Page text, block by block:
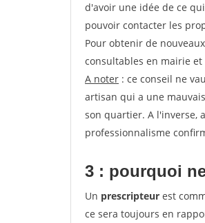
d'avoir une idée de ce
pouvoir contacter les
Pour obtenir de nouveaux
consultables en mairie
A noter : ce conseil ne
artisan qui a une
son quartier. A l'inverse,
professionnalisme
3 : pourquoi
Un prescripteur est
ce sera toujours en